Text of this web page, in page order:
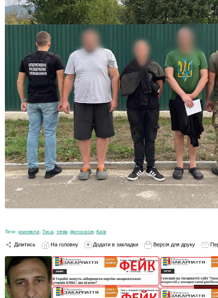
Теги: ухилянти Тиса тячів фотосесія Київ
Ділитись На головну Додати в закладки Версія для друку